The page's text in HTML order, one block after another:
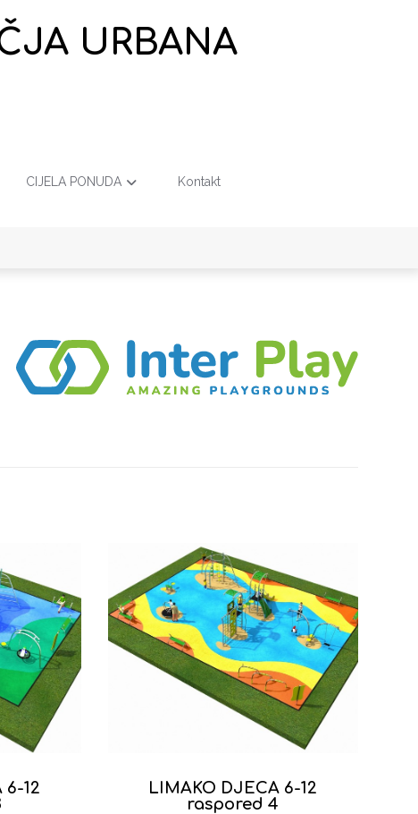
URBANA
CIJELA PONUDA Kontakt
6-12
LIMAKO DJECA 6-12
raspored 4